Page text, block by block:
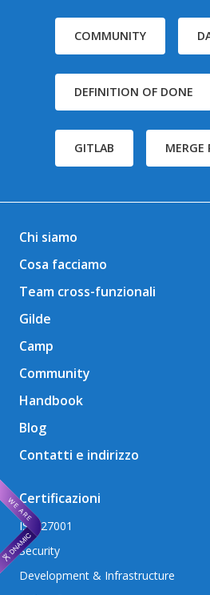
COMMUNITY
DEFINITION OF DONE
GITLAB MERGE
Chi siamo
Cosa facciamo
Team cross-funzionali
Gilde
Camp
Community
Handbook
Blog
Contatti e indirizzo
Certificazioni
ISO 27001
Security
Development & Infrastructure